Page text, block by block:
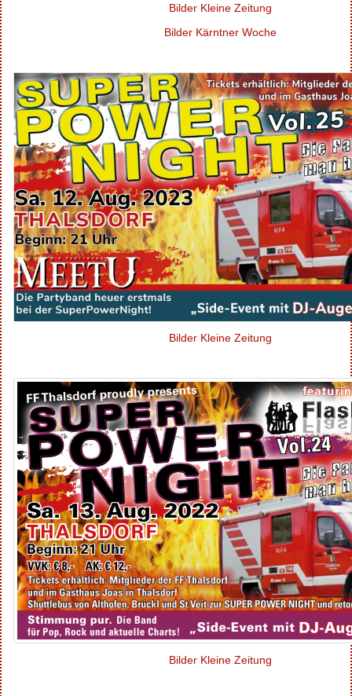
Bilder Kleine Zeitung
Bilder Kärntner Woche
Bilder Kleine Zeitung
Bilder Kleine Zeitung